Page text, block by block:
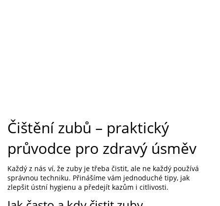
Čištění zubů – praktický
průvodce pro zdravý úsměv
Každý z nás ví, že zuby je třeba čistit, ale ne každý používá
správnou techniku. Přinášíme vám jednoduché tipy, jak
zlepšit ústní hygienu a předejít kazům i citlivosti.